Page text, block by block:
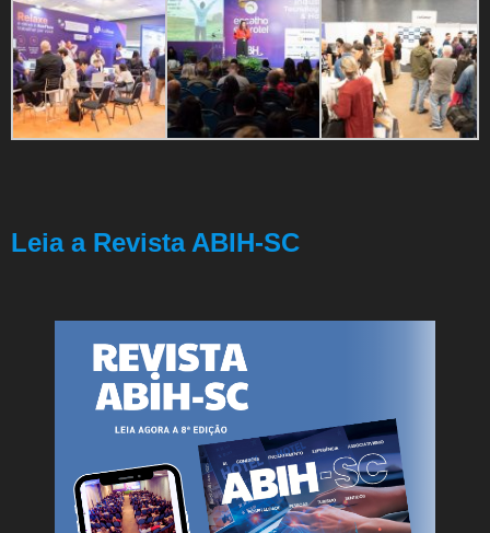
Leia a Revista ABIH-SC